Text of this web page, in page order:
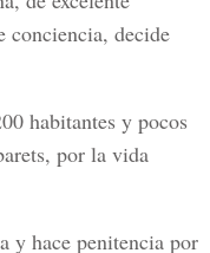
conciencia, decide
habitantes y pocos
por la vida
y hace penitencia por